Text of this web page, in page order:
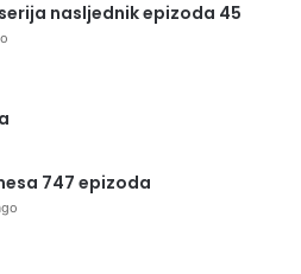
nasljednik epizoda 45
747 epizoda